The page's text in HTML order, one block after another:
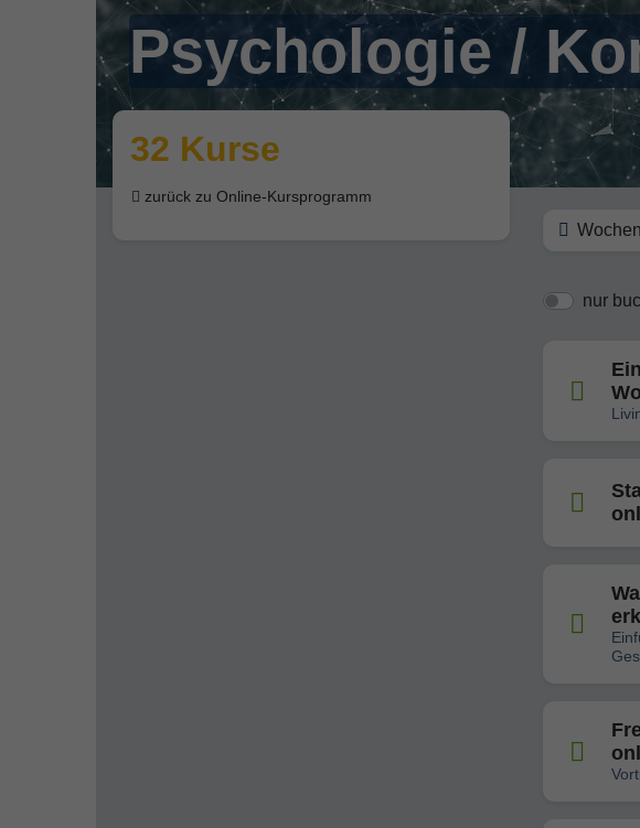
Psychologie /
32 Kurse
zurück zu Online-Kursprogramm
nur